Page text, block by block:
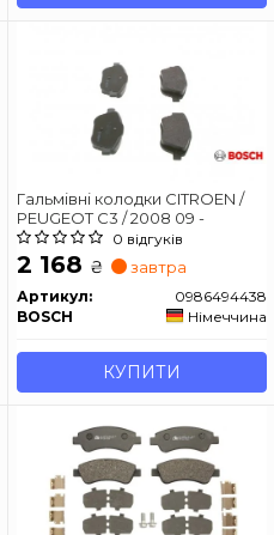
Гальмівні колодки CITROEN /
PEUGEOT C3 / 2008 09 -
0 відгуків
2 168 ₴ завтра
Артикул:
0986494438
BOSCH
Німеччина
КУПИТИ